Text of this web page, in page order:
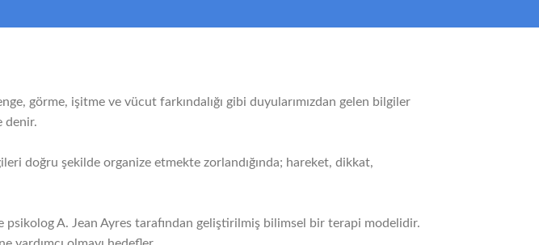
görme, işitme ve vücut farkındalığı gibi duyularımızdan gelen bilgiler
denir.
doğru şekilde organize etmekte zorlandığında; hareket, dikkat,
psikolog A. Jean Ayres tarafından geliştirilmiş bilimsel bir terapi modelidir.